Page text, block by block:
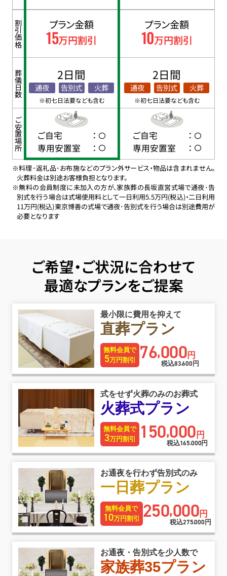
割引価格
葬儀日数
ご安置場所
プラン金額
15万円割引
2日間
通夜 告別式 火葬
※初七日法要なども含む
ご自宅
：
専用安置室
：
プラン金額
10万円割引
2日間
通夜 告別式 火葬
※初七日法要なども含む
ご自宅
：
専用安置室
：
※料理･返礼品･お布施などのプラン外サービス・物品は含まれません。
火葬料金は別途お客様負担となります。
※無料の会員制度に未加入の方が、家族葬の長坂直営式場で通夜･告
別式を行う場合は式場使用料として一日利用5.5万円(税込)・二日利用
11万円(税込)東京博善の式場で通夜･告別式を行う場合は別途費用が
必要となります
ご希望・ご状況に合わせて
最適なプランをご提案
最小限に費用を抑えて
直葬プラン
無料会員で
5万円割引 76,000円
税込83,600 円
式をせず火葬のみのお葬式
火葬式プラン
無料会員で
3万円割引 150,000 円
税込165,000円
お通夜を行わず告別式のみ
一日葬プラン
無料会員で
10万円割引 250,000円
税込275,000 円
お通夜・告別式を少人数で
家族葬35プラン